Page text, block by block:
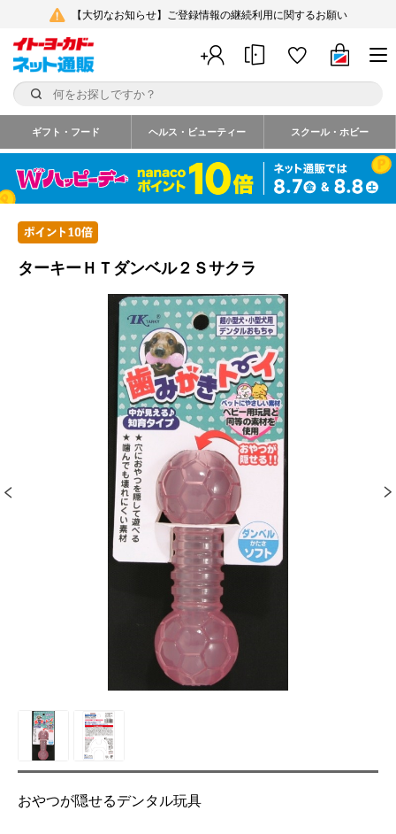
【大切なお知らせ】ご登録情報の継続利用に関するお願い
ギフト・フード ヘルス・ビューティー スクール・ホビー
ターキーＨＴダンベル２Ｓサクラ
おやつが隠せるデンタル玩具